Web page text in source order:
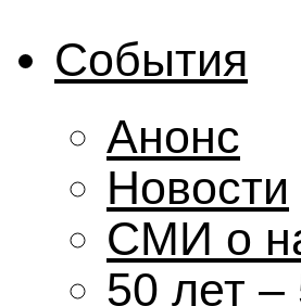
События
Анонс
Новости
СМИ о
50 лет